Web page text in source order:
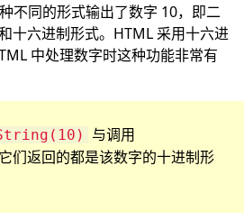
不同的形式输出了数字 10，即二
十六进制形式。HTML 采用十六进
中处理数字时这种功能非常有
与调用
们返回的都是该数字的十进制形